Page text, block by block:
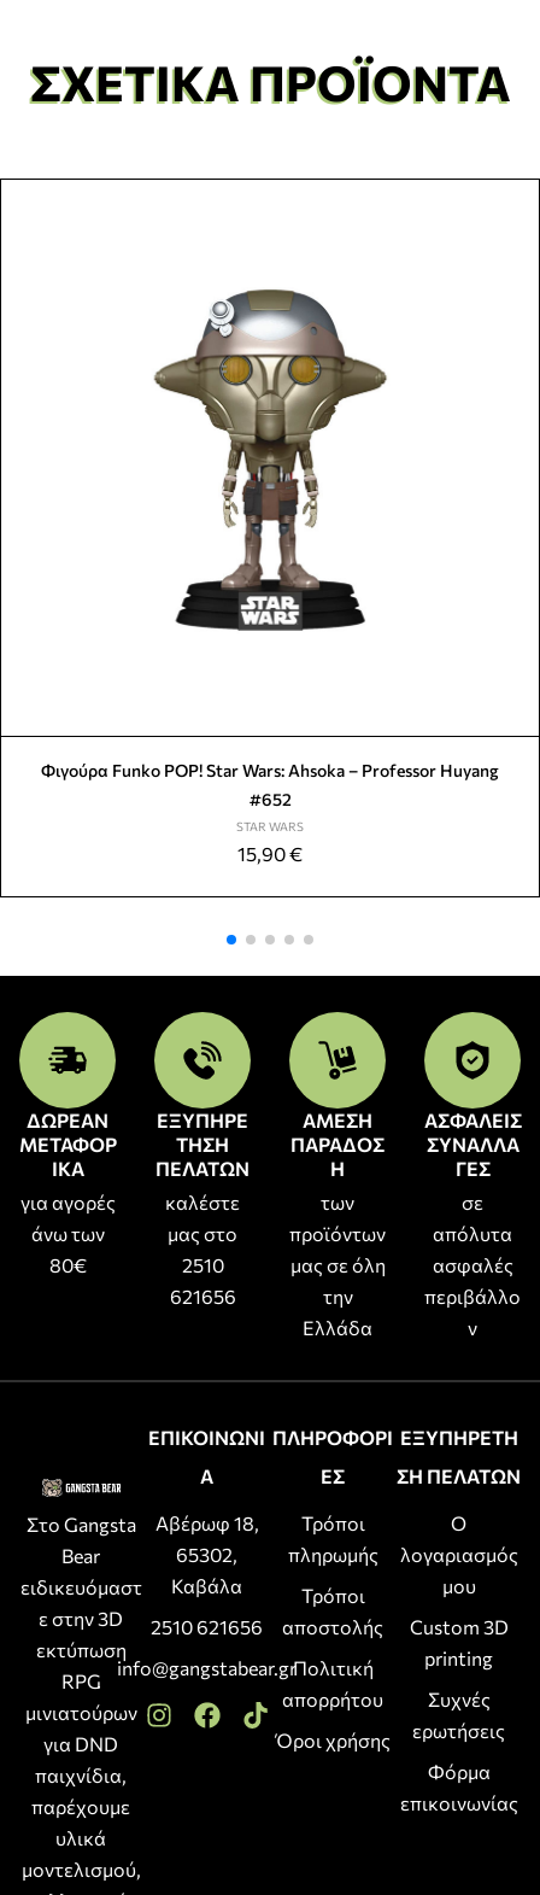
ΣΧΕΤΙΚΆ ΠΡΟΪΌΝΤΑ
Φιγούρα Funko POP! Star Wars: Ahsoka – Professor Huyang
#652
STAR WARS
15,90€
ΔΩΡΕΑΝ
ΜΕΤΑΦΟΡ
ΙΚΑ
για αγορές
άνω των
80€
ΕΞΥΠΗΡΕ
ΤΗΣΗ
ΠΕΛΑΤΩΝ
καλέστε
μας στο
2510
621656
ΑΜΕΣΗ
ΠΑΡΑΔΟΣ
Η
των
προϊόντων
μας σε όλη
την
Ελλάδα
ΑΣΦΑΛΕΙΣ
ΣΥΝΑΛΛΑ
ΓΕΣ
σε
απόλυτα
ασφαλές
περιβάλλο
ν
Στο Gangsta
Bear
ειδικευόμαστ
ε στην 3D
εκτύπωση
RPG
μινιατούρων
για DND
παιχνίδια,
παρέχουμε
υλικά
μοντελισμού,
ΕΠΙΚΟΙΝΩΝΙ
Α
Αβέρωφ 18,
65302,
Καβάλα
2510 621656
info@gangstabear.gr
ΠΛΗΡΟΦΟΡΙ
ΕΣ
Τρόποι
πληρωμής
Τρόποι
αποστολής
Πολιτική
απορρήτου
Όροι χρήσης
ΕΞΥΠΗΡΕΤΗ
ΣΗ ΠΕΛΑΤΩΝ
Ο
λογαριασμός
μου
Custom 3D
printing
Συχνές
ερωτήσεις
Φόρμα
επικοινωνίας